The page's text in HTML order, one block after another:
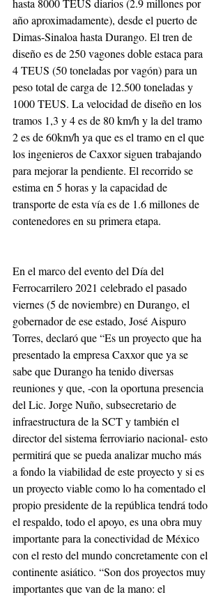
hasta 8000 TEUS diarios (2.9 millones por
año aproximadamente), desde el puerto de
Dimas-Sinaloa hasta Durango. El tren de
diseño es de 250 vagones doble estaca para
4 TEUS (50 toneladas por vagón) para un
peso total de carga de 12.500 toneladas y
1000 TEUS. La velocidad de diseño en los
tramos 1,3 y 4 es de 80 km/h y la del tramo
2 es de 60km/h ya que es el tramo en el que
los ingenieros de Caxxor siguen trabajando
para mejorar la pendiente. El recorrido se
estima en 5 horas y la capacidad de
transporte de esta vía es de 1.6 millones de
contenedores en su primera etapa.
En el marco del evento del Día del
Ferrocarrilero 2021 celebrado el pasado
viernes (5 de noviembre) en Durango, el
gobernador de ese estado, José Aispuro
Torres, declaró que “Es un proyecto que ha
presentado la empresa Caxxor que ya se
sabe que Durango ha tenido diversas
reuniones y que, -con la oportuna presencia
del Lic. Jorge Nuño, subsecretario de
infraestructura de la SCT y también el
director del sistema ferroviario nacional- esto
permitirá que se pueda analizar mucho más
a fondo la viabilidad de este proyecto y si es
un proyecto viable como lo ha comentado el
propio presidente de la república tendrá todo
el respaldo, todo el apoyo, es una obra muy
importante para la conectividad de México
con el resto del mundo concretamente con el
continente asiático. “Son dos proyectos muy
importantes que van de la mano: el